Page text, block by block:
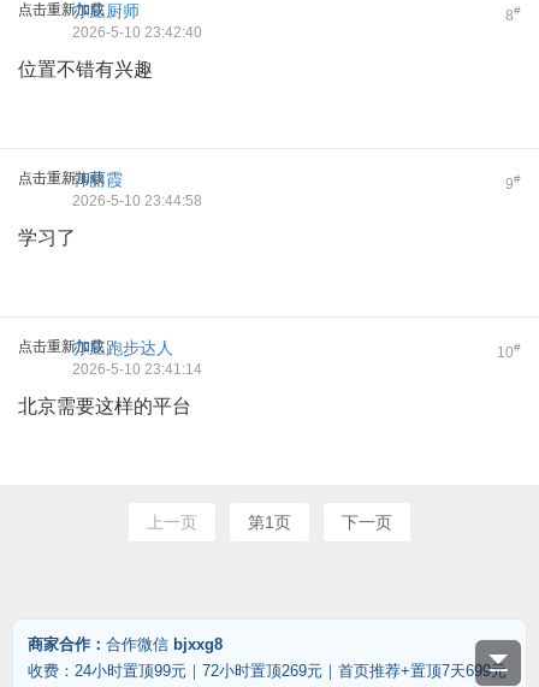
点击重新加载 8#
亦庄厨师
2026-5-10 23:42:40
位置不错有兴趣
点击重新加载 9#
韩丽霞
2026-5-10 23:44:58
学习了
点击重新加载 10#
亦庄跑步达人
2026-5-10 23:41:14
北京需要这样的平台
上一页 第1页 下一页
商家合作： 合作微信 bjxxg8
收费：24小时置顶99元｜72小时置顶269元｜首页推荐+置顶7天699元